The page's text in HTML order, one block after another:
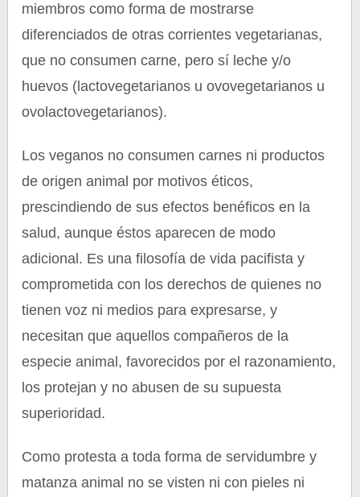
miembros como forma de mostrarse
diferenciados de otras corrientes vegetarianas,
que no consumen carne, pero sí leche y/o
huevos (lactovegetarianos u ovovegetarianos u
ovolactovegetarianos).
Los veganos no consumen carnes ni productos
de origen animal por motivos éticos,
prescindiendo de sus efectos benéficos en la
salud, aunque éstos aparecen de modo
adicional. Es una filosofía de vida pacifista y
comprometida con los derechos de quienes no
tienen voz ni medios para expresarse, y
necesitan que aquellos compañeros de la
especie animal, favorecidos por el razonamiento,
los protejan y no abusen de su supuesta
superioridad.
Como protesta a toda forma de servidumbre y
matanza animal no se visten ni con pieles ni